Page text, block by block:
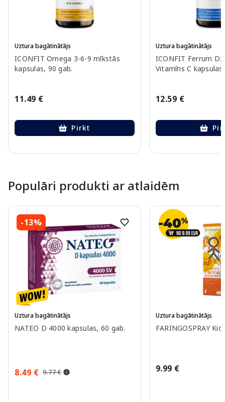
Uztura bagātinātājs
ICONFIT Omega 3-6-9 mīkstās
kapsulas, 90 gab.
11.49 €
Pirkt
Uztura bagātinātājs
ICONFIT Ferrum
Vitamīns C
12.59 €
Populāri produkti ar atlaidēm
-13%
Uztura bagātinātājs
NATEO D 4000 kapsulas, 60 gab.
8.49 € 9.77 €
Uztura bagātinātājs
FARINGOSPRAY
9.99 €